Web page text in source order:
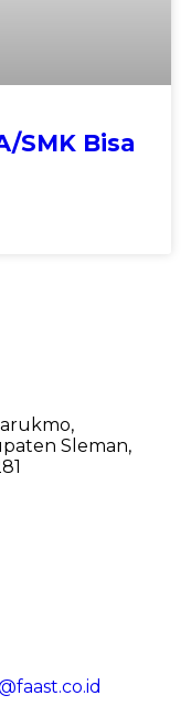
SMK Bisa
Sleman,